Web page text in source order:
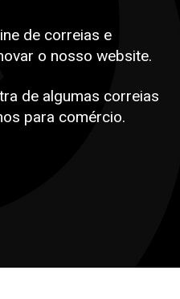
de correias e
o nosso website.
de algumas correias
para comércio.